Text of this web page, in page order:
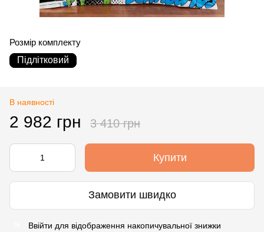
Розмір комплекту
Підлітковий
В наявності
2 982 грн 3 410 грн
Купити
Замовити швидко
Ввійти для відображення накопичувальної знижки